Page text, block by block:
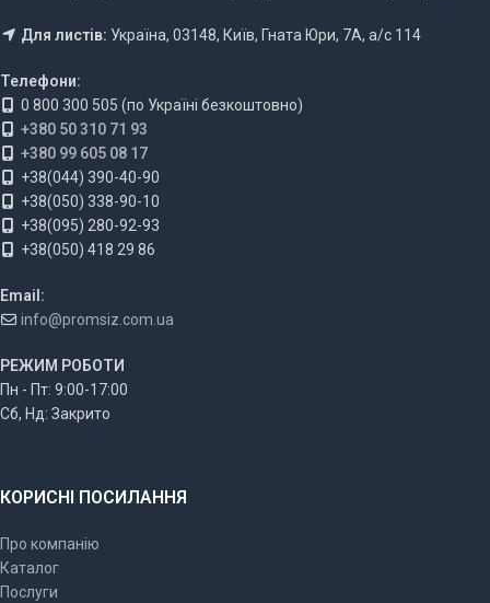
Для листів: Україна, 03148, Київ, Гната Юри, 7А, а/с 114
Телефони:
0 800 300 505 (по Україні безкоштовно)
+380 50 310 71 93
+380 99 605 08 17
+38(044) 390-40-90
+38(050) 338-90-10
+38(095) 280-92-93
+38(050) 418 29 86
Email:
info@promsiz.com.ua
РЕЖИМ РОБОТИ
Пн - Пт: 9:00-17:00
Сб, Нд: Закрито
КОРИСНІ ПОСИЛАННЯ
Про компанію
Каталог
Послуги